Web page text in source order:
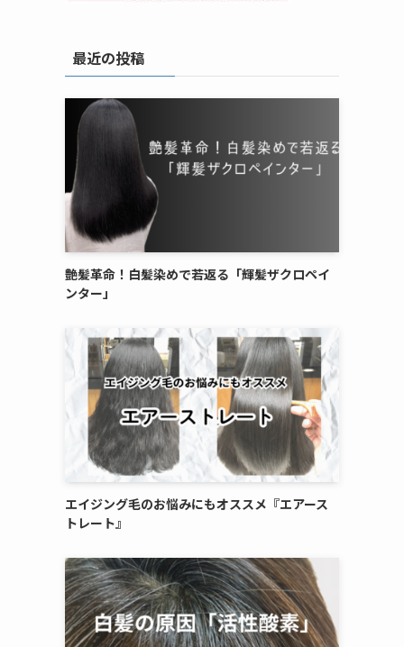
最近の投稿
艶髪革命！白髪染めで若返る「輝髪ザクロペイ
ンター」
エイジング毛のお悩みにもオススメ『エアース
トレート』